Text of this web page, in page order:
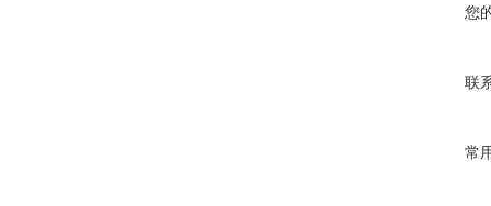
您
联
常